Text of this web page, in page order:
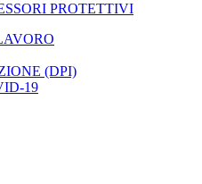
PROTETTIVI
(DPI)
19